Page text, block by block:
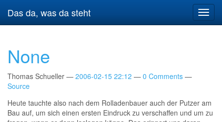
zum
Hauptinhalt
Das da, was da steht
None
Thomas Schueller 2006-02-15 22:12
0 Comments
Source
Heute tauchte also nach dem Rolladenbauer auch der Putzer am
Bau auf, um sich einen ersten Eindruck zu verschaffen und um zu